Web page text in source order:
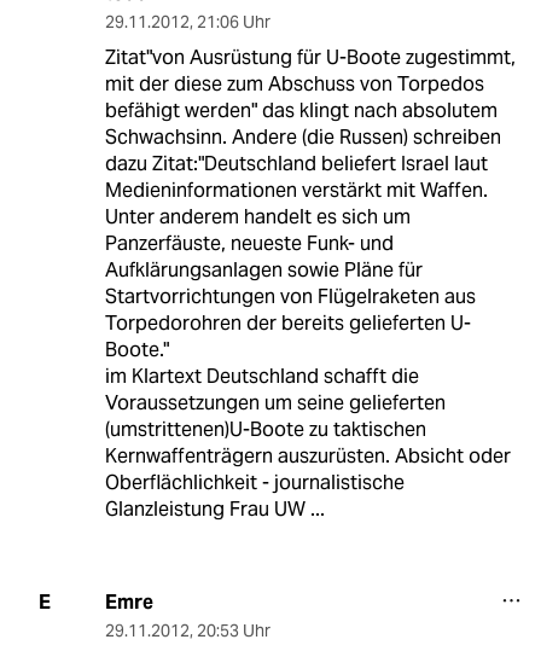
29.11.2012, 21:06 Uhr
Zitat"von Ausrüstung für U-Boote zugestimmt,
mit der diese zum Abschuss von Torpedos
befähigt werden" das klingt nach absolutem
Schwachsinn. Andere (die Russen) schreiben
dazu Zitat:"Deutschland beliefert Israel laut
Medieninformationen verstärkt mit Waffen.
Unter anderem handelt es sich um
Panzerfäuste, neueste Funk- und
Aufklärungsanlagen sowie Pläne für
Startvorrichtungen von Flügelraketen aus
Torpedorohren der bereits gelieferten U-
Boote."
im Klartext Deutschland schafft die
Voraussetzungen um seine gelieferten
(umstrittenen)U-Boote zu taktischen
Kernwaffenträgern auszurüsten. Absicht oder
Oberflächlichkeit - journalistische
Glanzleistung Frau UW ...
E Emre
29.11.2012, 20:53 Uhr